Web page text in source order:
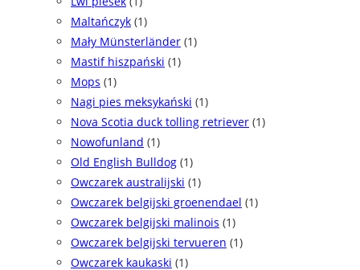
Maltańczyk (1)
Mały Münsterländer (1)
Mastif hiszpański (1)
Mops (1)
Nagi pies meksykański (1)
Nova Scotia duck tolling retriever (1)
Nowofunland (1)
Old English Bulldog (1)
Owczarek australijski (1)
Owczarek belgijski groenendael (1)
Owczarek belgijski malinois (1)
Owczarek belgijski tervueren (1)
Owczarek kaukaski (1)